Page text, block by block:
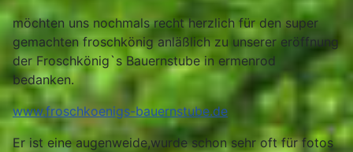
möchten uns nochmals recht herzlich für den super
gemachten froschkönig anläßlich zu unserer eröffnung
der Froschkönig`s Bauernstube in ermenrod
bedanken.
www.froschkoenigs-bauernstube.de
Er ist eine augenweide,wurde schon sehr oft für fotos